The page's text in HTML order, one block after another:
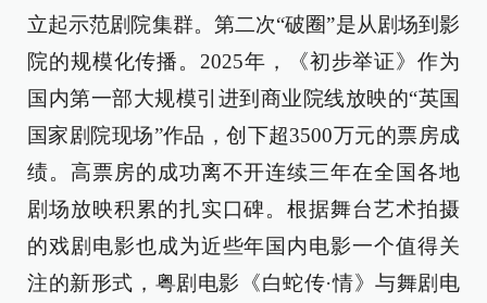
立起示范剧院集群。第二次“破圈”是从剧场到影
院的规模化传播。2025年，《初步举证》作为
国内第一部大规模引进到商业院线放映的“英国
国家剧院现场”作品，创下超3500万元的票房成
绩。高票房的成功离不开连续三年在全国各地
剧场放映积累的扎实口碑。根据舞台艺术拍摄
的戏剧电影也成为近些年国内电影一个值得关
注的新形式，粤剧电影《白蛇传·情》与舞剧电